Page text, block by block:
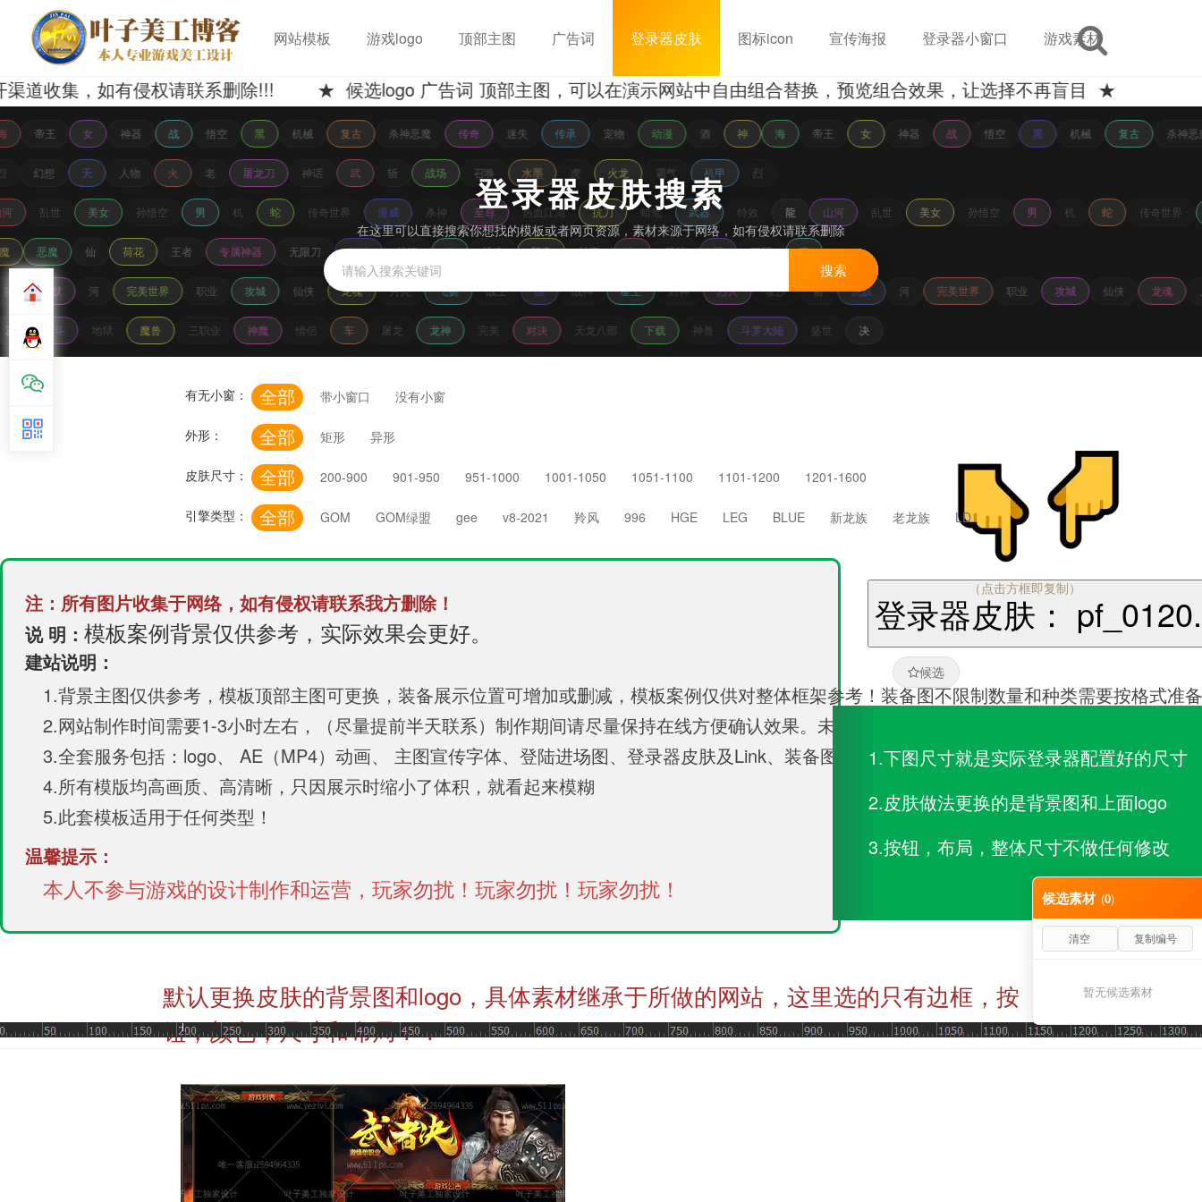
网站模板 游戏logo 顶部主图 广告词 登录器皮肤 图标icon 宣传海报 登录器小窗口 游戏素材
收集，如有侵权请联系删除!!! ★ 候选logo 广告词 顶部主图，可以在演示网站中自由组合替换，预览组合效果，让选择不再盲目 ★
帝王 女 神器 战 悟空 黑 机械 复古 杀神恶魔 传奇 迷失 传承 宠物 动漫 酒 神 海 帝王 女 神器 战 悟空 黑 机械 复古 杀神恶
幻想 天 人物 火 老 屠龙刀 神话 武 斩 战场 召唤 水墨 虎 火龙 霸气 机甲 烈
乱世 美女 孙悟空 男 机 蛇 传奇世界 漫威 杀神 至尊 热血江湖 抗刀 蜡笔 武器 特效 龍 山河 乱世 美女 孙悟空 男 机 蛇 传奇世界
魔 恶魔 仙 荷花 王者 专属神器 无限刀 财神 战舰 二 战魂 新春 神宠 如 武林 琴 三国 魔
箭 沉默 河 完美世界 职业 攻城 仙侠 龙魂 月亮 飞扬 战士 国 战神 星王 封神 烈火 攻沙 箭 沉默 河 完美世界 职业 攻城 仙侠 龙魂
决 战斗 地狱 魔兽 三职业 神魔 情侣 车 屠龙 龙神 完美 对决 天龙八部 下载 神兽 斗罗大陆 盛世 决
登录器皮肤搜索
在这里可以直接搜索你想找的模板或者网页资源，素材来源于网络，如有侵权请联系删除
搜索
有无小窗： 全部 带小窗口 没有小窗
外形： 全部 矩形 异形
皮肤尺寸： 全部 200-900 901-950 951-1000 1001-1050 1051-1100 1101-1200 1201-1600
引擎类型： 全部 GOM GOM绿盟 gee v8-2021 羚风 996 HGE LEG BLUE 新龙族 老龙族 LD
注：所有图片收集于网络，如有侵权请联系我方删除！
说 明： 模板案例背景仅供参考，实际效果会更好。
建站说明：
1.背景主图仅供参考，模板顶部主图可更换，装备展示位置可增加或删减，模板案例仅供对整体框架参考！装备图不限制数量和种类需要按格式准
2.网站制作时间需要1-3小时左右，（尽量提前半天联系）制作期间请尽量保持在线方便确认效果。未能及时确认将暂时停止制作，直到得到确认!
3.全套服务包括：logo、 AE（MP4）动画、 主图宣传字体、登陆进场图、登录器皮肤及Link、装备图、动态小logo！等....
4.所有模版均高画质、高清晰，只因展示时缩小了体积，就看起来模糊
5.此套模板适用于任何类型！
温馨提示：
本人不参与游戏的设计制作和运营，玩家勿扰！玩家勿扰！玩家勿扰！
（点击方框即复制）
登录器皮肤：
候选
1.下图尺寸就是实际登录器配置好的尺寸
2.皮肤做法更换的是背景图和上面logo
3.按钮，布局，整体尺寸不做任何修改
默认更换皮肤的背景图和logo，具体素材继承于所做的网站，这里选的只有边框，按
钮，颜色，尺寸和布局！！
候选素材 (0)
清空 复制编号
暂无候选素材